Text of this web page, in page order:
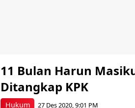
Hukum
11 Bulan Harun
Ditangkap KPK
27 Des 2020, 9:01 PM